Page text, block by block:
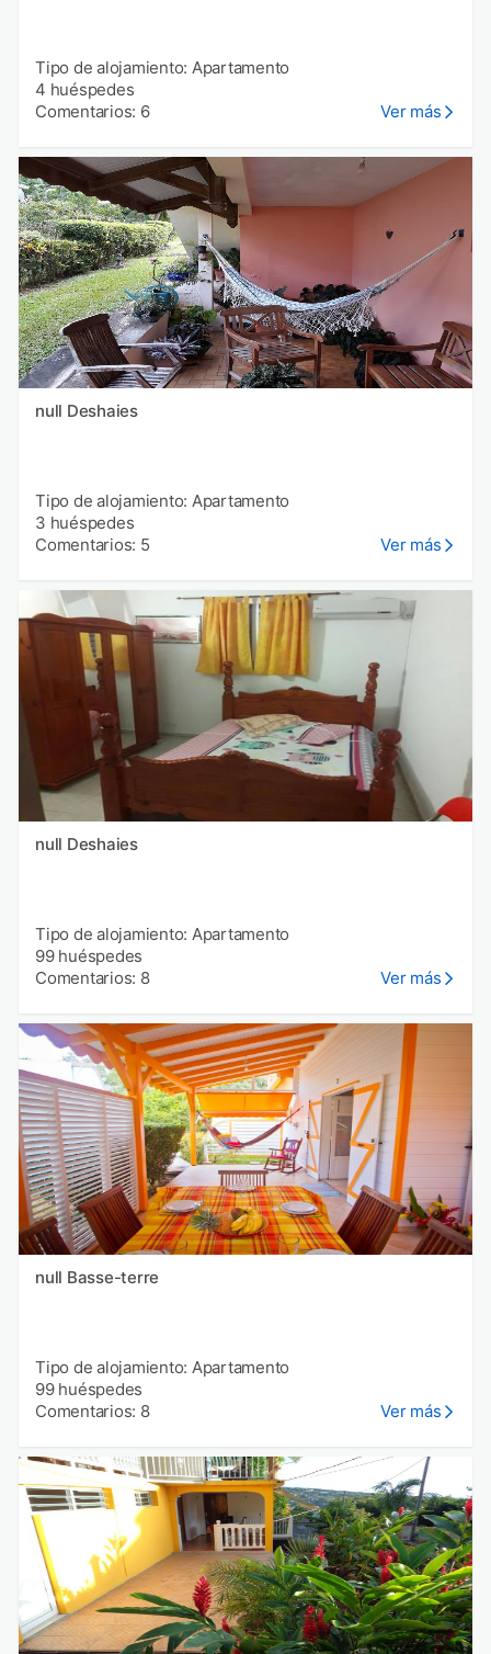
Tipo de alojamiento: Apartamento
4 huéspedes
Comentarios: 6
Ver más
null Deshaies
Tipo de alojamiento: Apartamento
3 huéspedes
Comentarios: 5
Ver más
null Deshaies
Tipo de alojamiento: Apartamento
99 huéspedes
Comentarios: 8
Ver más
null Basse-terre
Tipo de alojamiento: Apartamento
99 huéspedes
Comentarios: 8
Ver más